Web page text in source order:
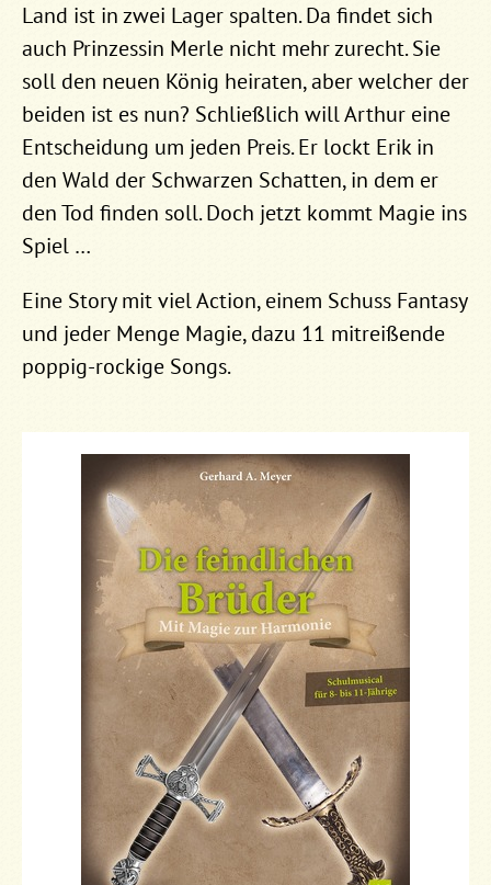
Land ist in zwei Lager spalten. Da findet sich
auch Prinzessin Merle nicht mehr zurecht. Sie
soll den neuen König heiraten, aber welcher der
beiden ist es nun? Schließlich will Arthur eine
Entscheidung um jeden Preis. Er lockt Erik in
den Wald der Schwarzen Schatten, in dem er
den Tod finden soll. Doch jetzt kommt Magie ins
Spiel …
Eine Story mit viel Action, einem Schuss Fantasy
und jeder Menge Magie, dazu 11 mitreißende
poppig-rockige Songs.